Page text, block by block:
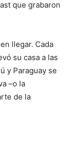
que grabaron
llegar. Cada
su casa a las
y Paraguay se
–o la
de la